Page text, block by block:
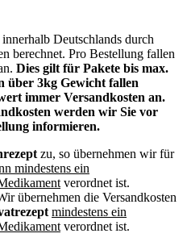
Deutschlands durch
berechnet. Pro Bestellung fallen
Dies gilt für Pakete bis max.
über 3kg Gewicht fallen
immer Versandkosten an.
werden wir Sie vor
informieren.
zu, so übernehmen wir für
mindestens ein
verordnet ist.
übernehmen die Versandkosten
mindestens ein
verordnet ist.